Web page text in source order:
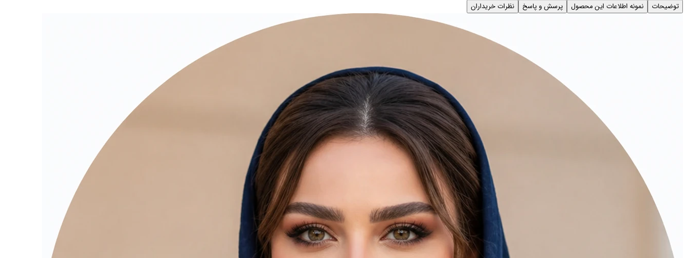
توضیحات نمونه اطلاعات این محصول پرسش و پاسخ نظرات خریداران